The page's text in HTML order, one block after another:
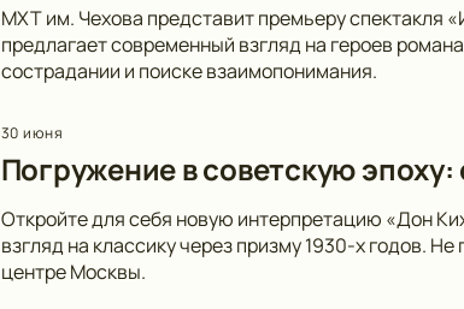
МХТ им. Чехова представит премьеру спектакля
предлагает современный взгляд на героев
сострадании и поиске взаимопонимания.
30 июня
Погружение в советскую
Откройте для себя новую интерпретацию «Дон
взгляд на классику через призму 1930-х годов.
центре Москвы.